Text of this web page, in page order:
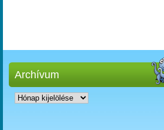
Archívum
Archívum